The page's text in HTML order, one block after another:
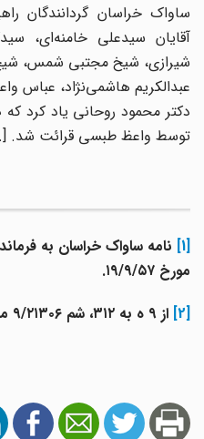
ساواک خراسان گردانندگان
آقایان سیدعلی خامنه‌ای،
شیرازی، شیخ مجتبی شمس، شیخ
عبدالکریم هاشمی‌نژاد، عباس
دکتر محمود روحانی یاد کرد که
توسط واعظ طبسی قرائت شد. [...]
مورخ ۱۹/۹/۵۷.
[2]از ۹ ه به ۳۱۲، شم‌ ۹/۲۱۳۰۶ مورخ ۹/۹/۵۷.